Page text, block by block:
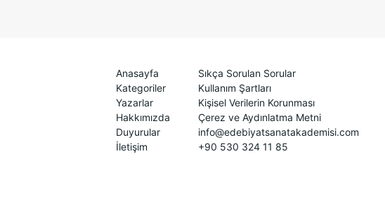
Anasayfa
Kategoriler
Yazarlar
Hakkımızda
Duyurular
İletişim
Sıkça Sorulan Sorular
Kullanım Şartları
Kişisel Verilerin Korunması
Çerez ve Aydınlatma Metni
info@edebiyatsanatakademisi.com
+90 530 324 11 85